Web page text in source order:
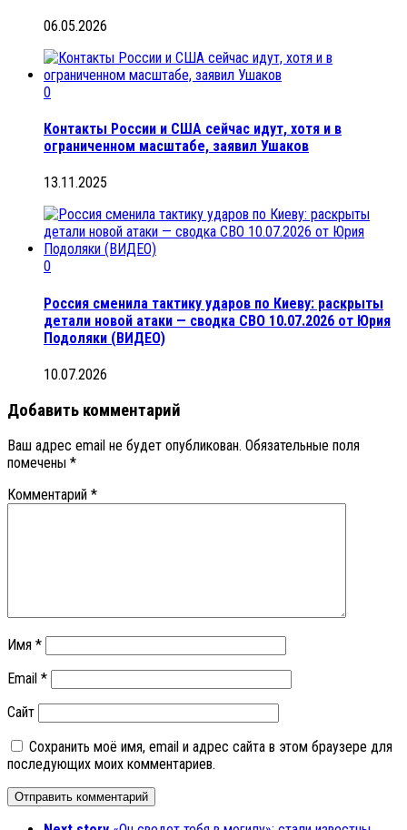
06.05.2026
0
Контакты России и США сейчас идут, хотя и в
ограниченном масштабе, заявил Ушаков
13.11.2025
0
Россия сменила тактику ударов по Киеву: раскрыты
детали новой атаки — сводка СВО 10.07.2026 от Юрия
Подоляки (ВИДЕО)
10.07.2026
Добавить комментарий
Ваш адрес email не будет опубликован. Обязательные поля
помечены *
Комментарий *
Имя *
Email *
Сайт
Сохранить моё имя, email и адрес сайта в этом браузере для
последующих моих комментариев.